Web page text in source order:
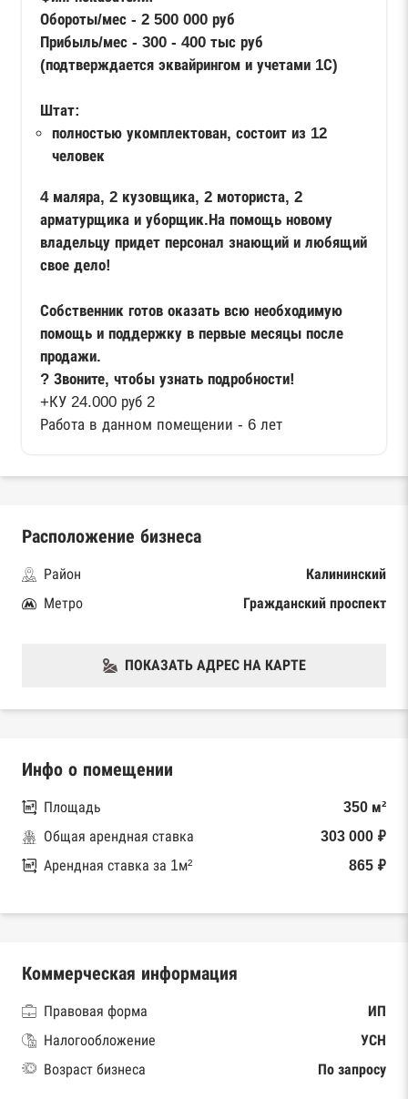
Обороты/мес - 2 500 000 руб
Прибыль/мес - 300 - 400 тыс руб
(подтверждается эквайрингом и учетами 1С)
Штат:
полностью укомплектован, состоит из 12
человек
4 маляра, 2 кузовщика, 2 моториста, 2
арматурщика и уборщик.На помощь новому
владельцу придет персонал знающий и любящий
свое дело!
Собственник готов оказать всю необходимую
помощь и поддержку в первые месяцы после
продажи.
? Звоните, чтобы узнать подробности!
+КУ 24.000 руб 2
Работа в данном помещении - 6 лет
Расположение бизнеса
Район
Калининский
Метро
Гражданский проспект
ПОКАЗАТЬ АДРЕС НА КАРТЕ
Инфо о помещении
Площадь
350 м²
Общая арендная ставка
303 000 ₽
Арендная ставка за 1м²
865 ₽
Коммерческая информация
Правовая форма
ИП
Налогообложение
УСН
Возраст бизнеса
По запросу